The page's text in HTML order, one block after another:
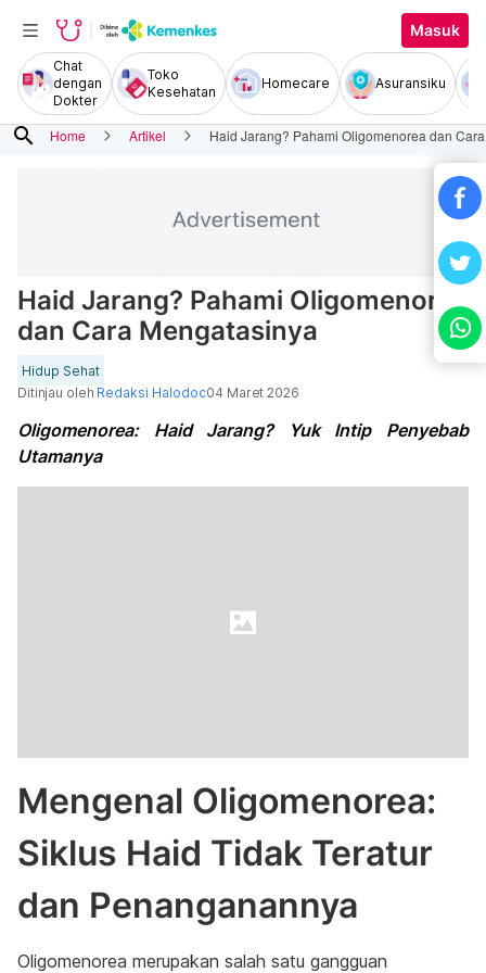
Masuk
Chat
dengan
Dokter
Toko
Kesehatan
Homecare Asuransiku
search Home Artikel Haid Jarang? Pahami Oligomenorea dan
Haid Jarang? Pahami Oligomenorea
dan Cara Mengatasinya
Hidup Sehat
Ditinjau oleh Redaksi Halodoc04 Maret 2026
Oligomenorea: Haid Jarang? Yuk Intip Penyebab
Utamanya
Mengenal Oligomenorea:
Siklus Haid Tidak Teratur
dan Penanganannya
Oligomenorea merupakan salah satu gangguan